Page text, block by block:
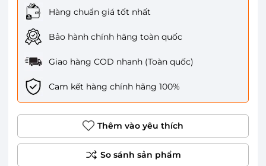
Hàng chuẩn giá tốt nhất
Bảo hành chính hãng toàn quốc
Giao hàng COD nhanh (Toàn quốc)
Cam kết hàng chính hãng 100%
Thêm vào yêu thích